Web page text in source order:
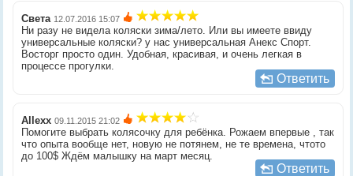
Света 12.07.2016 15:07
Ни разу не видела коляски зима/лето. Или вы имеете ввиду
универсальные коляски? у нас универсальная Анекс Спорт.
Восторг просто один. Удобная, красивая, и очень легкая в
процессе прогулки.
Ответить
Allexx 09.11.2015 21:02
Помогите выбрать колясочку для ребёнка. Рожаем впервые , так
что опыта вообще нет, новую не потянем, не те времена, чтото
до 100$ Ждём малышку на март месяц.
Ответить